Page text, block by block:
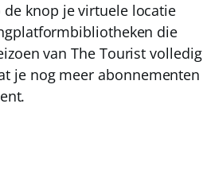
knop je virtuele locatie
die
van The Touristvolledig
je nog meer abonnementen